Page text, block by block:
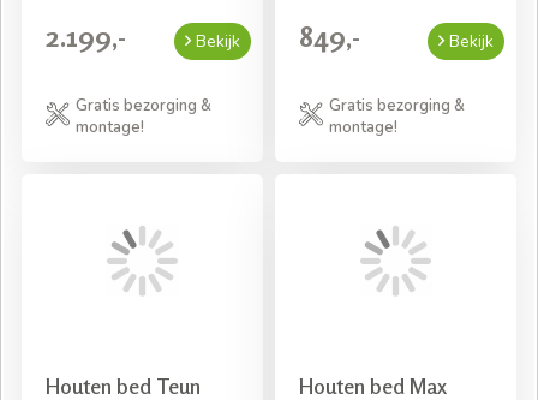
2.199,- Bekijk
Gratis bezorging &
montage!
849,- Bekijk
Gratis bezorging &
montage!
Houten bed Teun Houten bed Max